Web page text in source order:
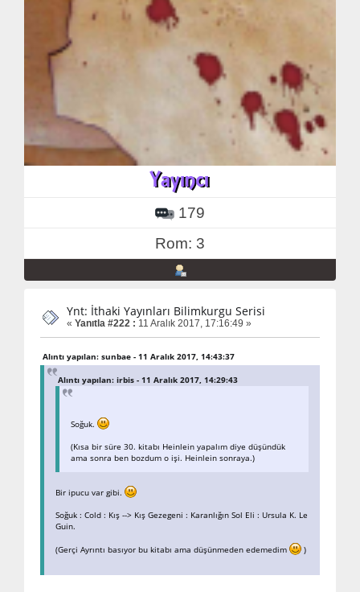
179
Rom: 3
Ynt: İthaki Yayınları Bilimkurgu Serisi
« Yanıtla #222 : 11 Aralık 2017, 17:16:49 »
Alıntı yapılan: sunbae - 11 Aralık 2017, 14:43:37
Alıntı yapılan: irbis - 11 Aralık 2017, 14:29:43
Soğuk.
(Kısa bir süre 30. kitabı Heinlein yapalım diye düşündük
ama sonra ben bozdum o işi. Heinlein sonraya.)
Bir ipucu var gibi.
Soğuk : Cold : Kış --> Kış Gezegeni : Karanlığın Sol Eli : Ursula K. Le
Guin.
(Gerçi Ayrıntı basıyor bu kitabı ama düşünmeden edemedim )